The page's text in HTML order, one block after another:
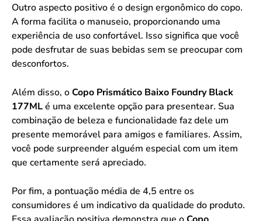
Outro aspecto positivo é o design ergonômico do copo.
A forma facilita o manuseio, proporcionando uma
experiência de uso confortável. Isso significa que você
pode desfrutar de suas bebidas sem se preocupar com
desconfortos.
Além disso, oCopo Prismático Baixo Foundry Black
177MLé uma excelente opção para presentear. Sua
combinação de beleza e funcionalidade faz dele um
presente memorável para amigos e familiares. Assim,
você pode surpreender alguém especial com um item
que certamente será apreciado.
Por fim, a pontuação média de 4,5 entre os
consumidores é um indicativo da qualidade do produto.